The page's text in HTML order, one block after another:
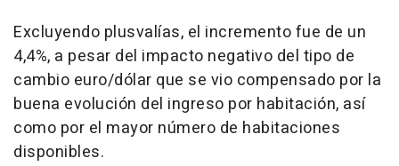
Excluyendo plusvalías, el incremento fue de un
4,4%, a pesar del impacto negativo del tipo de
cambio euro/dólar que se vio compensado por la
buena evolución del ingreso por habitación, así
como por el mayor número de habitaciones
disponibles.